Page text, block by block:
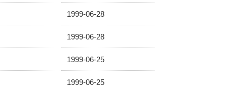
1999-06-28
1999-06-28
1999-06-25
1999-06-25